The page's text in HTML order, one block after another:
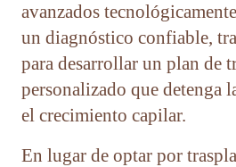
avanzados
un diagnóstico confiable,
para desarrollar un plan de
personalizado que detenga
el crecimiento capilar.
En lugar de optar por